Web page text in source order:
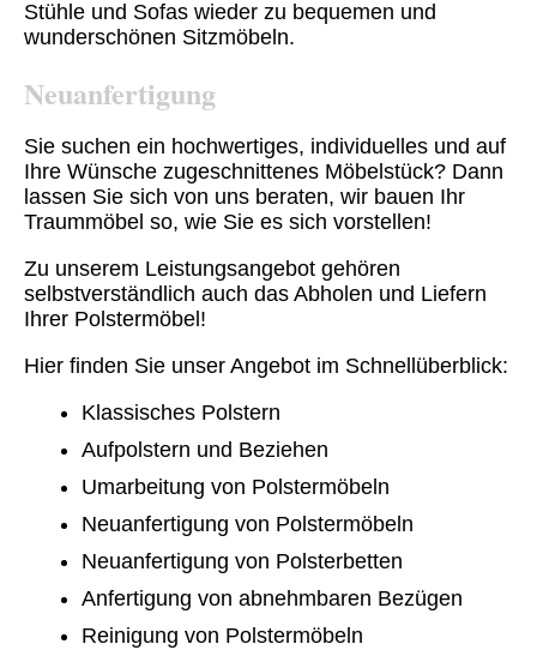
Stühle und Sofas wieder zu bequemen und
wunderschönen Sitzmöbeln.
Neuanfertigung
Sie suchen ein hochwertiges, individuelles und auf
Ihre Wünsche zugeschnittenes Möbelstück? Dann
lassen Sie sich von uns beraten, wir bauen Ihr
Traummöbel so, wie Sie es sich vorstellen!
Zu unserem Leistungsangebot gehören
selbstverständlich auch das Abholen und Liefern
Ihrer Polstermöbel!
Hier finden Sie unser Angebot im Schnellüberblick:
Klassisches Polstern
Aufpolstern und Beziehen
Umarbeitung von Polstermöbeln
Neuanfertigung von Polstermöbeln
Neuanfertigung von Polsterbetten
Anfertigung von abnehmbaren Bezügen
Reinigung von Polstermöbeln